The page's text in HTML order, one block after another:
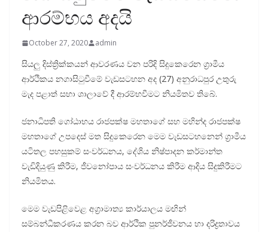
ආරම්භය අදයි
October 27, 2020 admin
සියලු දිස්ත්‍රික්කයන් ආවරණය වන පරිදි සිදුකෙරෙන ග්‍රාමීය
ආර්ථිකය නගාසිටුවීමේ වැඩසටහන අද (27) අනුරාධපුර උතුරු
මැද පළාත් සභා ශාලාවේ දී ආරම්භවීමට නියමිතව තිබේ.
ජනාධිපති ගෝඨාභය රාජපක්ෂ මහතාගේ සහ මහින්ද රාජපක්ෂ
මහතාගේ උපදෙස් මත සිදුකෙරෙන මෙම වැඩසටහනෙන් ග්‍රාමීය
යටිතල පහසුකම් සංවර්ධනය, දේශිය නිෂ්පාදන කර්මාන්ත
වැඩිදියුණු කිරීම, ජීවනෝපාය සංවර්ධනය කිරීම ආදිය සිදුකිරීමට
නියමිතය.
මෙම වැඩපිළිවෙළ අග්‍රාමාත්‍ය කාර්යාලය මඟින්
සම්බන්ධීකරණය කරන බව ආර්ථික පුනර්ජීවනය හා දරිද්‍රතාවය